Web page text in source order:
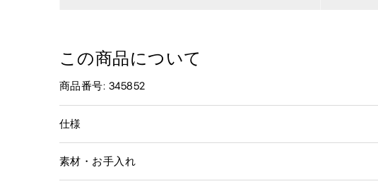
この商品について
商品番号: 345852
仕様
素材・お手入れ